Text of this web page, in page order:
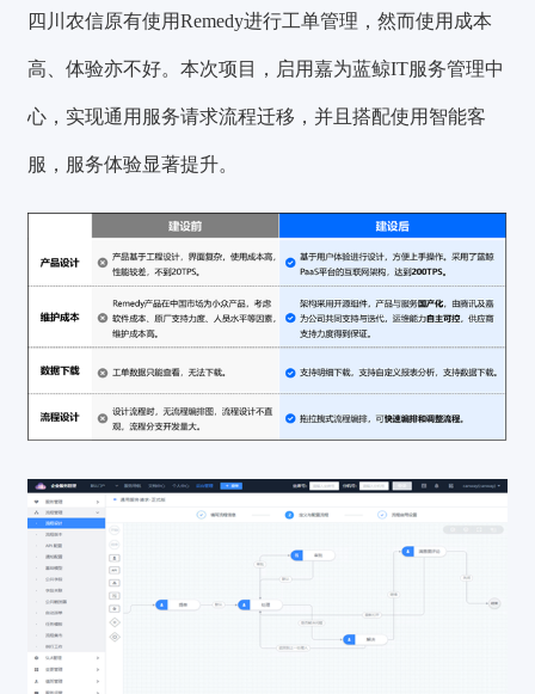
四川农信原有使用Remedy进行工单管理，然而使用成本
高、体验亦不好。本次项目，启用嘉为蓝鲸IT服务管理中
心，实现通用服务请求流程迁移，并且搭配使用智能客
服，服务体验显著提升。